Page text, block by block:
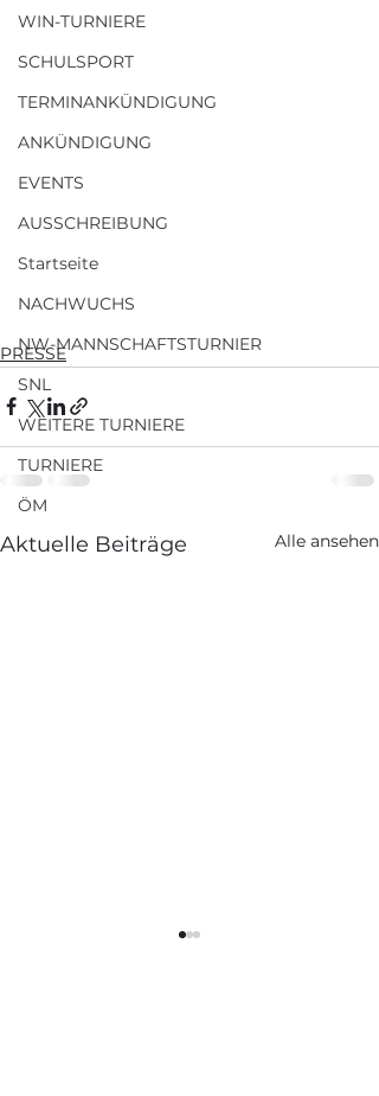
WIN-TURNIERE
SCHULSPORT
TERMINANKÜNDIGUNG
ANKÜNDIGUNG
EVENTS
AUSSCHREIBUNG
Startseite
NACHWUCHS
NW-MANNSCHAFTSTURNIER
SNL
WEITERE TURNIERE
TURNIERE
ÖM
PRESSE
Aktuelle Beiträge Alle ansehen